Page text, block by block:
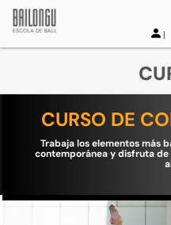
CURSO DE
Trabaja los elementos más
contemporánea y disfruta